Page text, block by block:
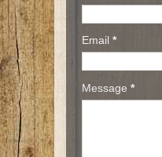
Email *
Message *